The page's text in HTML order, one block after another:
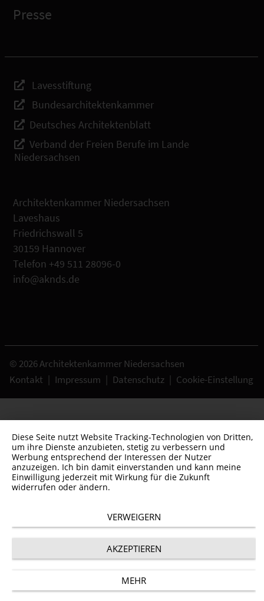
Presse
Lavesstiftung
Bundesarchitektenkammer
Deutsches Architektenblatt
Verband der Freien Berufe im Lande
Niedersachsen
Architektenkammer Niedersachsen
Laveshaus
Friedrichswall 5
30159 Hannover
Telefon +49 511 28096-0
info@aknds.de
© 2026 Architektenkammer Niedersachsen
Kontakt | Impressum | Datenschutz | Cookie-Einstellung
Diese Seite nutzt Website Tracking-Technologien von Dritten,
um ihre Dienste anzubieten, stetig zu verbessern und
Werbung entsprechend der Interessen der Nutzer
anzuzeigen. Ich bin damit einverstanden und kann meine
Einwilligung jederzeit mit Wirkung für die Zukunft
widerrufen oder ändern.
VERWEIGERN
AKZEPTIEREN
MEHR